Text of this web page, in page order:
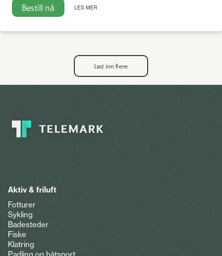
Bestill nå LES MER
Last inn flere
Aktiv & friluft
Fotturer
Sykling
Badesteder
Fiske
Klatring
Padling og båtsport